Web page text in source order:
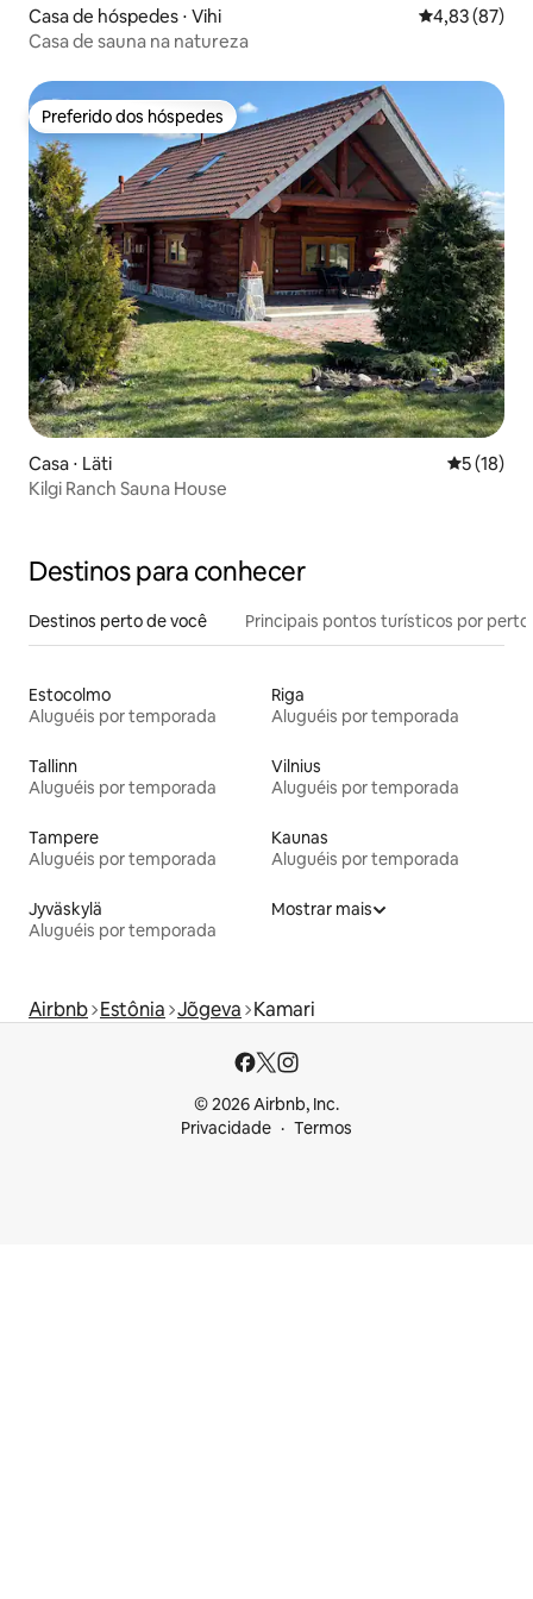
Casa de hóspedes ⋅ Vihi 4,83 de uma
4,83 (87)
Casa de sauna na natureza
Preferido dos hóspedes
Preferido dos hóspedes
Casa ⋅ Läti 5 de uma
5 (18)
Kilgi Ranch Sauna House
Destinos para conhecer
Destinos perto de você Principais pontos turísticos por perto
Estocolmo
Aluguéis por temporada
Riga
Aluguéis por temporada
Tallinn
Aluguéis por temporada
Vilnius
Aluguéis por temporada
Tampere
Aluguéis por temporada
Kaunas
Aluguéis por temporada
Jyväskylä
Aluguéis por temporada
Mostrar mais
Airbnb Estônia Jõgeva Kamari
© 2026 Airbnb, Inc.
Privacidade
Termos